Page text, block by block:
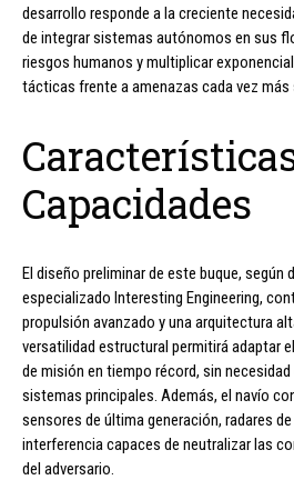
desarrollo responde a la creciente
de integrar sistemas autónomos en sus
riesgos humanos y multiplicar
tácticas frente a amenazas cada vez
Capacidades
El diseño preliminar de este buque, según
especializado Interesting Engineering,
propulsión avanzado y una arquitectura
versatilidad estructural permitirá adaptar
de misión en tiempo récord, sin
sistemas principales. Además, el navío
sensores de última generación, radares
interferencia capaces de neutralizar las
del adversario.